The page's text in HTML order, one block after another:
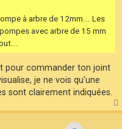
à arbre de 12mm... Les
avec arbre de 15 mm
pour commander ton joint
je ne vois qu'une
sont clairement indiquées.